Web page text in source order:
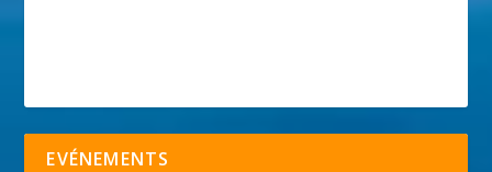
EVÉNEMENTS